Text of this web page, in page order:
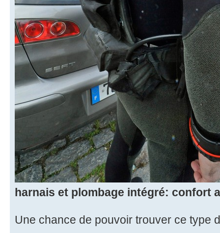
harnais et plombage intégré: confort
Une chance de pouvoir trouver ce type